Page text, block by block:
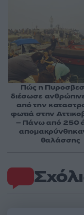
Πώς η
διέσωσε
από την
φωτιά στην
– Πάνω από 250
θαλάσσης